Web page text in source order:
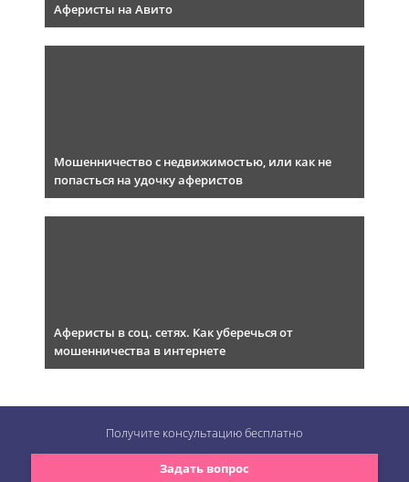
Аферисты на Авито
Мошенничество с недвижимостью, или как не
попасться на удочку аферистов
Аферисты в соц. сетях. Как уберечься от
мошенничества в интернете
Задать вопрос
Получите консультациюбесплатно